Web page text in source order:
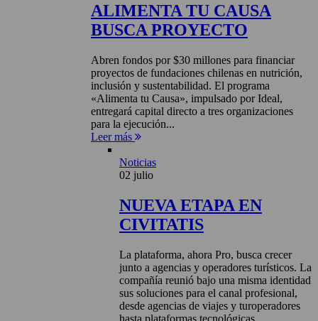
ALIMENTA TU CAUSA
BUSCA PROYECTO
Abren fondos por $30 millones para financiar
proyectos de fundaciones chilenas en nutrición,
inclusión y sustentabilidad. El programa
«Alimenta tu Causa», impulsado por Ideal,
entregará capital directo a tres organizaciones
para la ejecución...
Leer más
Noticias
02 julio
NUEVA ETAPA EN
CIVITATIS
La plataforma, ahora Pro, busca crecer
junto a agencias y operadores turísticos. La
compañía reunió bajo una misma identidad
sus soluciones para el canal profesional,
desde agencias de viajes y turoperadores
hasta plataformas tecnológicas,...